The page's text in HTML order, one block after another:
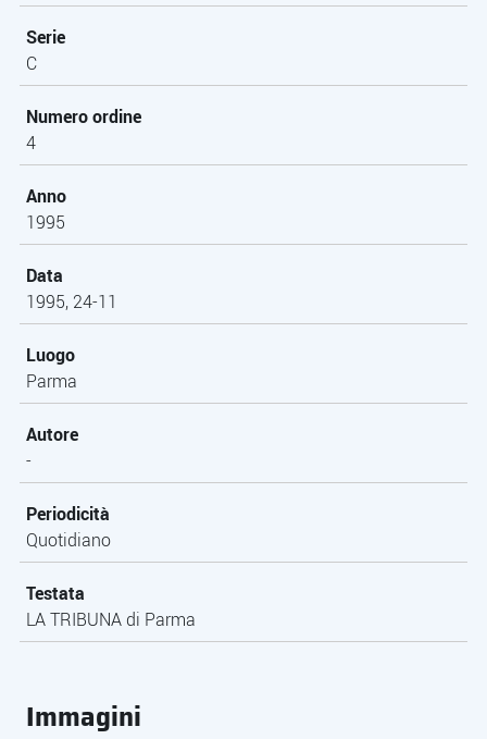
Serie
C
Numero ordine
4
Anno
1995
Data
1995, 24-11
Luogo
Parma
Autore
-
Periodicità
Quotidiano
Testata
LA TRIBUNA di Parma
Immagini